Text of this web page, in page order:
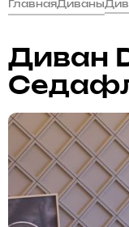
ГлавнаяДиваны
Диван